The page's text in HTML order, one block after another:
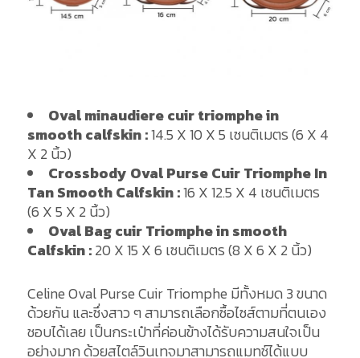
Oval minaudiere cuir triomphe in
smooth calfskin :14.5 X 10 X 5 เซนติเมตร (6 X 4
X 2 นิ้ว)
Crossbody Oval Purse Cuir Triomphe In
Tan Smooth Calfskin :16 X 12.5 X 4 เซนติเมตร
(6 X 5 X 2 นิ้ว)
Oval Bag cuir Triomphe in smooth
Calfskin :20 X 15 X 6 เซนติเมตร (8 X 6 X 2 นิ้ว)
Celine Oval Purse Cuir Triomphe มีทั้งหมด 3 ขนาด
ด้วยกัน และซึ่งสาว ๆ สามารถเลือกซื้อไซส์ตามที่ตนเอง
ชอบได้เลย เป็นกระเป๋าที่ค่อนข้างได้รับความสนใจเป็น
อย่างมาก ด้วยสไตล์วินเทจมาสามารถแมทช์ได้แบบ